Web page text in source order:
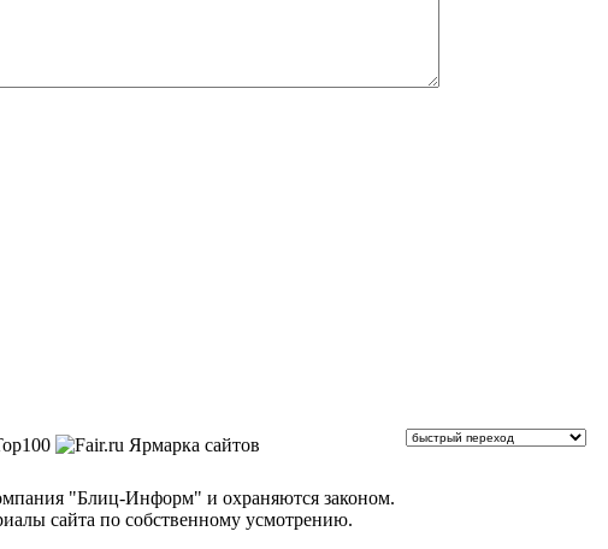
"Блиц-Информ" и охраняются законом.
сайта по собственному усмотрению.